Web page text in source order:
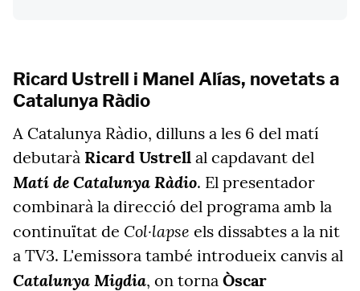
Ricard Ustrell i Manel Alías, novetats a
Catalunya Ràdio
A Catalunya Ràdio, dilluns a les 6 del matí
debutarà Ricard Ustrell al capdavant del
Matí de Catalunya Ràdio. El presentador
combinarà la direcció del programa amb la
continuïtat de Col·lapse els dissabtes a la nit
a TV3. L'emissora també introdueix canvis al
Catalunya Migdia, on torna Òscar